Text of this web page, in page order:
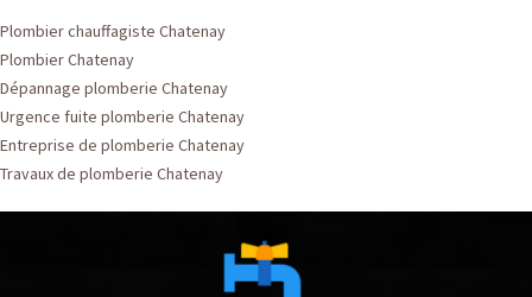
Plombier chauffagiste Chatenay
Plombier Chatenay
Dépannage plomberie Chatenay
Urgence fuite plomberie Chatenay
Entreprise de plomberie Chatenay
Travaux de plomberie Chatenay